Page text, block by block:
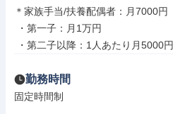
＊家族手当/扶養配偶者：月7000円
・第二子以降：1人あたり月5000円
勤務時間
固定時間制